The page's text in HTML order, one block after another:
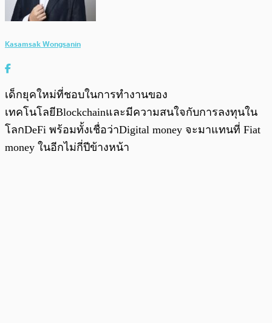
Kasamsak Wongsanin
เด็กยุคใหม่ที่ชอบในการทำงานของ
เทคโนโลยีBlockchainและมีความสนใจกับการลงทุนใน
โลกDeFi พร้อมทั้งเชื่อว่าDigital money จะมาแทนที่ Fiat
money ในอีกไม่กี่ปีข้างหน้า